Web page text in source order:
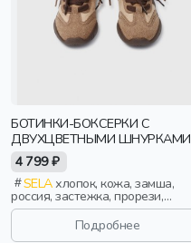
БОТИНКИ-БОКСЕРКИ С
ДВУХЦВЕТНЫМИ ШНУРКАМИ
ДЛЯ ДЕВОЧЕК
4 799 ₽
SELAхлопок, кожа, замша,
россия, застежка, прорези,
девочки, дети
Подробнее